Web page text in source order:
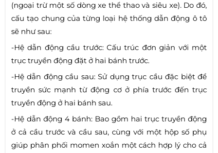
(ngoại trừ một số dòng xe thể thao và siêu xe). Do đó,
cấu tạo chung của từng loại hệ thống dẫn động ô tô
sẽ như sau:
-Hệ dẫn động cầu trước: Cấu trúc đơn giản với một
trục truyền động đặt ở hai bánh trước.
-Hệ dẫn động cầu sau: Sử dụng trục cầu đặc biệt để
truyền sức mạnh từ động cơ ở phía trước đến trục
truyền động ở hai bánh sau.
-Hệ dẫn động 4 bánh: Bao gồm hai trục truyền động
ở cả cầu trước và cầu sau, cùng với một hộp số phụ
giúp phân phối momen xoắn một cách hợp lý cho cả